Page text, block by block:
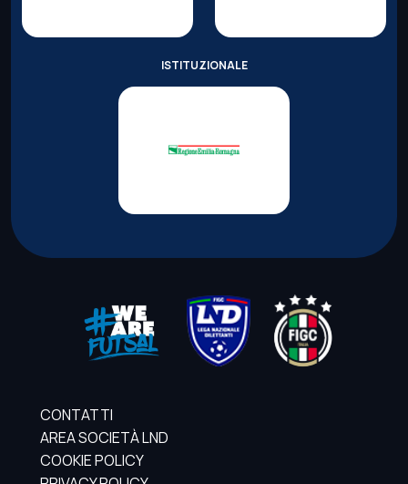
ISTITUZIONALE
CONTATTI
AREA SOCIETÀ LND
COOKIE POLICY